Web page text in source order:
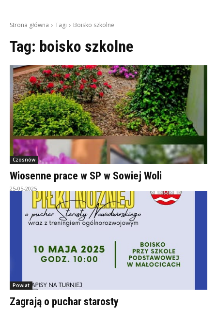
Strona główna Tagi Boisko szkolne
Tag: boisko szkolne
Czosnów
Wiosenne prace w SP w Sowiej Woli
25-05-2025
Powiat
Zagrają o puchar starosty